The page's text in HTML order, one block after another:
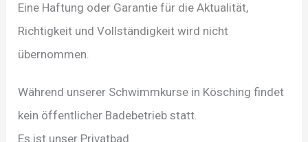
Eine Haftung oder Garantie für die Aktualität,
Richtigkeit und Vollständigkeit wird nicht
übernommen.
Während unserer Schwimmkurse in Kösching findet
kein öffentlicher Badebetrieb statt.
Es ist unser Privatbad